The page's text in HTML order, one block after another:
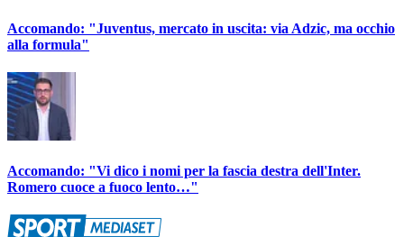
Accomando: "Juventus, mercato in uscita: via Adzic, ma occhio
alla formula"
Accomando: "Vi dico i nomi per la fascia destra dell'Inter.
Romero cuoce a fuoco lento…"